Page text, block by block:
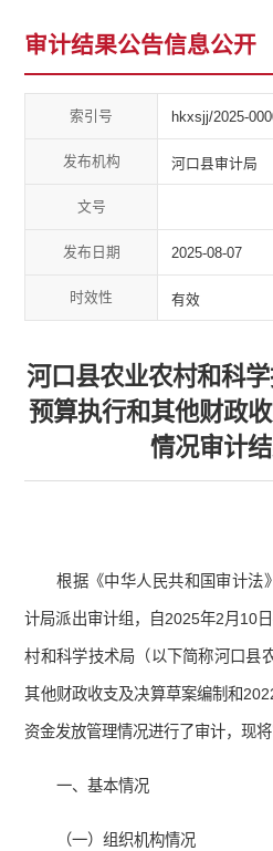
审计结果公告信息公开
索引号 hkxsjj/2025-
发布机构 河口县审计局
文号
发布日期 2025-08-07
时效性 有效
河口县农业农村和科学
预算执行和其他财政
情况审计
根据《中华人民共和国审计法
计局派出审计组，自2025年2月10
村和科学技术局（以下简称河口县
其他财政收支及决算草案编制和
资金发放管理情况进行了审计，现将
一、基本情况
（一）组织机构情况